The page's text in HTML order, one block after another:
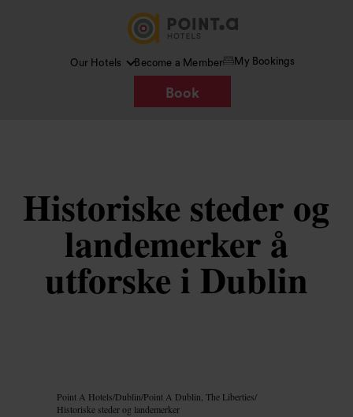
Our Hotels Become a Member My Bookings
Book
Historiske steder og
landemerker å
utforske i Dublin
Point A Hotels/Dublin/Point A Dublin, The Liberties/
Historiske steder og landemerker